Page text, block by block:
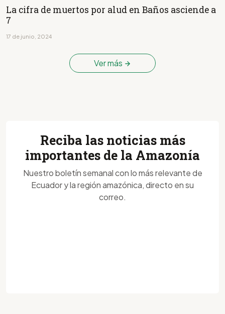
La cifra de muertos por alud en Baños asciende a
7
17 de junio, 2024
Ver más
Reciba las noticias más
importantes de la Amazonía
Nuestro boletín semanal con lo más relevante de
Ecuador y la región amazónica, directo en su
correo.